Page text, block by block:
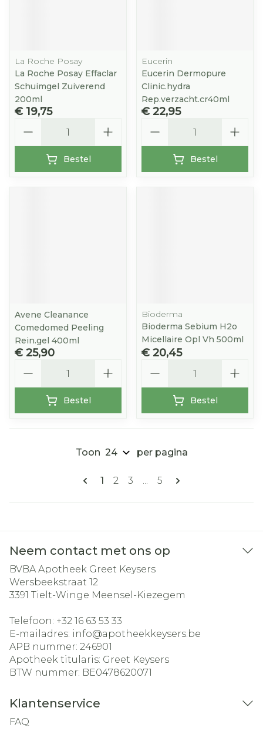
La Roche Posay
La Roche Posay Effaclar
Schuimgel Zuiverend
200ml
€ 19,75
Bestel
Eucerin
Eucerin Dermopure
Clinic.hydra
Rep.verzacht.cr40ml
€ 22,95
Bestel
Avene Cleanance
Comedomed Peeling
Rein.gel 400ml
€ 25,90
Bestel
Bioderma
Bioderma Sebium H2o
Micellaire Opl Vh 500ml
€ 20,45
Bestel
Pagina's
U lees momenteel pagina
1 Pagina
2 Pagina
3 ... Pagina
5
Toon per pagina
Neem contact met ons op
BVBA Apotheek Greet Keysers
Wersbeekstraat 12
3391 Tielt-Winge Meensel-Kiezegem
Telefoon: +32 16 63 53 33
E-mailadres: info@apotheekkeysers.be
APB nummer: 246901
Apotheek titularis: Greet Keysers
BTW nummer: BE0478620071
Klantenservice
FAQ